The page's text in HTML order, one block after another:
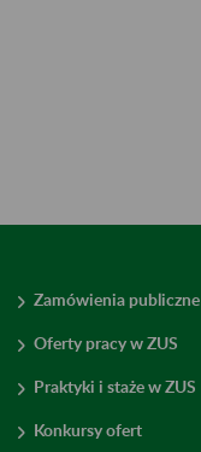
Zamówienia publiczne
Oferty pracy w ZUS
Praktyki i staże w ZUS
Konkursy ofert